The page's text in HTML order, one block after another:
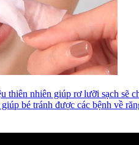
thiên nhiên giúp rơ lưỡi sạch sẽ
bé tránh được các bệnh về